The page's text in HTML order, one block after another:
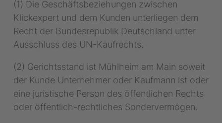
(1) Die Geschäftsbeziehungen zwischen
Klickexpert und dem Kunden unterliegen dem
Recht der Bundesrepublik Deutschland unter
Ausschluss des UN-Kaufrechts.
(2) Gerichtsstand ist Mühlheim am Main soweit
der Kunde Unternehmer oder Kaufmann ist oder
eine juristische Person des öffentlichen Rechts
oder öffentlich-rechtliches Sondervermögen.